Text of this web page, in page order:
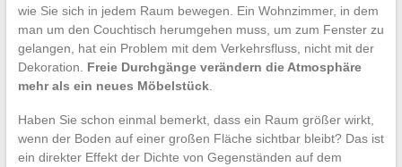
wie Sie sich in jedem Raum bewegen. Ein Wohnzimmer, in dem
man um den Couchtisch herumgehen muss, um zum Fenster zu
gelangen, hat ein Problem mit dem Verkehrsfluss, nicht mit der
Dekoration. Freie Durchgänge verändern die Atmosphäre
mehr als ein neues Möbelstück.
Haben Sie schon einmal bemerkt, dass ein Raum größer wirkt,
wenn der Boden auf einer großen Fläche sichtbar bleibt? Das ist
ein direkter Effekt der Dichte von Gegenständen auf dem